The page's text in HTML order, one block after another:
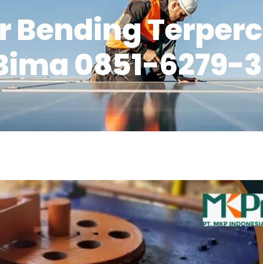
Bending
0851-6279-